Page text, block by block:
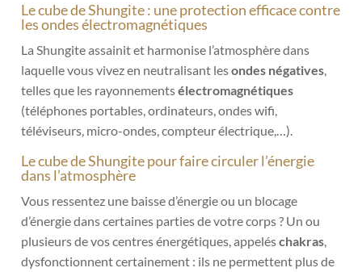
Le cube de Shungite : une protection efficace contre
les ondes électromagnétiques
La Shungite assainit et harmonise l’atmosphère dans
laquelle vous vivez en neutralisant lesondes négatives,
telles que les rayonnementsélectromagnétiques
(téléphones portables, ordinateurs, ondes wifi,
téléviseurs, micro-ondes, compteur électrique,…).
Le cube de Shungite pour faire circuler l’énergie
dans l’atmosphère
Vous ressentez une baisse d’énergie ou un blocage
d’énergie dans certaines parties de votre corps ? Un ou
plusieurs de vos centres énergétiques, appeléschakras,
dysfonctionnent certainement : ils ne permettent plus de